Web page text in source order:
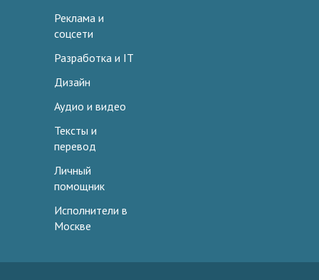
Реклама и
соцсети
Разработка и IT
Дизайн
Аудио и видео
Тексты и
перевод
Личный
помощник
Исполнители в
Москве